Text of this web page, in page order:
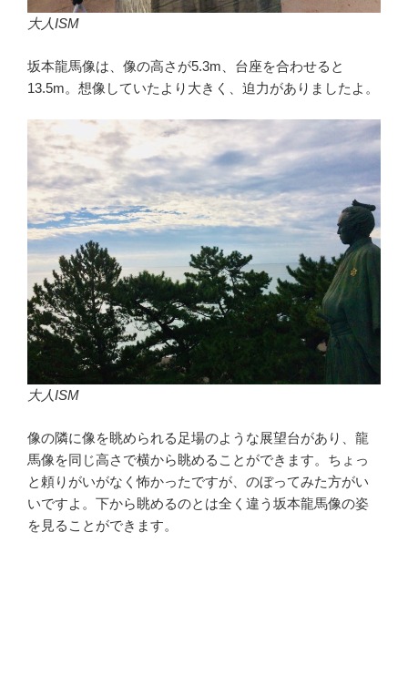
大人ISM
坂本龍馬像は、像の高さが5.3m、台座を合わせると
13.5m。想像していたより大きく、迫力がありましたよ。
大人ISM
像の隣に像を眺められる足場のような展望台があり、龍
馬像を同じ高さで横から眺めることができます。ちょっ
と頼りがいがなく怖かったですが、のぼってみた方がい
いですよ。下から眺めるのとは全く違う坂本龍馬像の姿
を見ることができます。